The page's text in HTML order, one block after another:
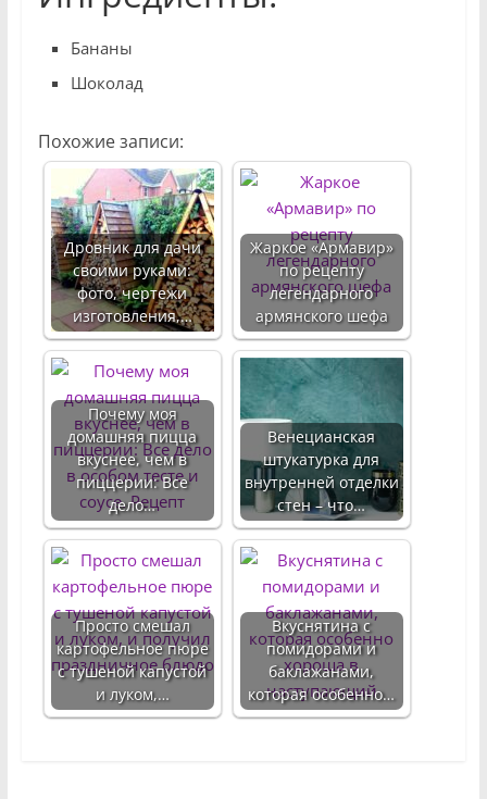
Бананы
Шоколад
Похожие записи:
Дровник для дачи
своими руками:
фото, чертежи
изготовления,…
Жаркое «Армавир»
по рецепту
легендарного
армянского шефа
Почему моя
домашняя пицца
вкуснее, чем в
пиццерии: Все
дело…
Венецианская
штукатурка для
внутренней отделки
стен – что…
Просто смешал
картофельное пюре
с тушеной капустой
и луком,…
Вкуснятина с
помидорами и
баклажанами,
которая особенно…